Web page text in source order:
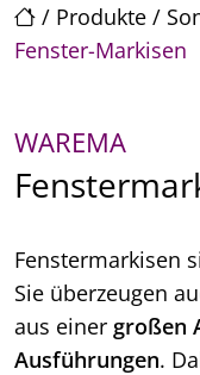
/ Produkte /
Fenster-Markisen
WAREMA
Fenstermarkisen
Sie überzeugen
aus einer großen
Ausführungen.